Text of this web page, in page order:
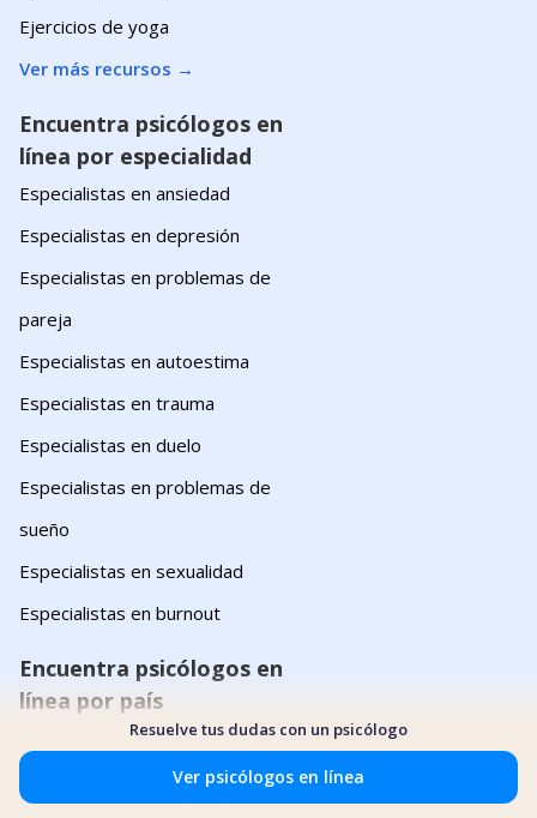
Resuelve tus dudas con un psicólogo
Ver psicólogos en línea
Ejercicios de yoga
Ver más recursos →
Encuentra psicólogos en
línea por especialidad
Especialistas en ansiedad
Especialistas en depresión
Especialistas en problemas de
pareja
Especialistas en autoestima
Especialistas en trauma
Especialistas en duelo
Especialistas en problemas de
sueño
Especialistas en sexualidad
Especialistas en burnout
Encuentra psicólogos en
línea por país